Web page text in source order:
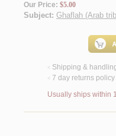
Our Price: $5.00
Subject: Ghaflah (Arab
< Shipping &
< 7 day returns policy
Usually ships within